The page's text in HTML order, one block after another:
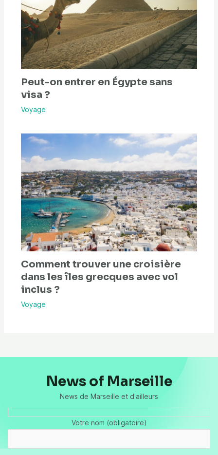
Peut-on entrer en Égypte sans
visa ?
Voyage
Comment trouver une croisière
dans les îles grecques avec vol
inclus ?
Voyage
News of Marseille
News de Marseille et d'ailleurs
Votre nom (obligatoire)